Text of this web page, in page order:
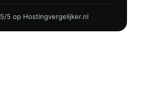
5/5 op Hostingvergelijker.nl